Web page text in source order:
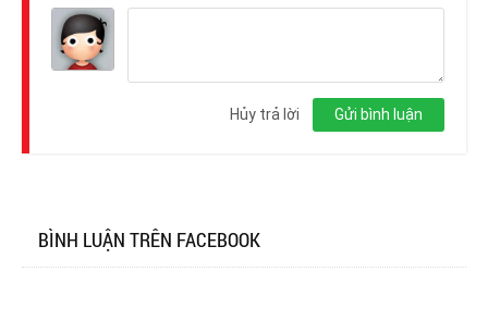
Gửi bình luận
Hủy trả lời
BÌNH LUẬN TRÊN FACEBOOK